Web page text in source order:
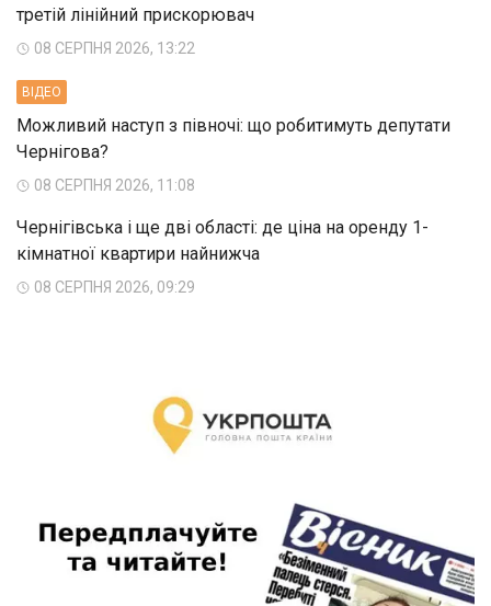
третій лінійний прискорювач
08 СЕРПНЯ 2026, 13:22
ВIДЕО
Можливий наступ з півночі: що робитимуть депутати
Чернігова?
08 СЕРПНЯ 2026, 11:08
Чернігівська і ще дві області: де ціна на оренду 1-
кімнатної квартири найнижча
08 СЕРПНЯ 2026, 09:29